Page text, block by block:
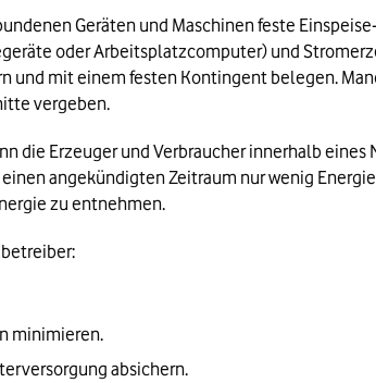
Geräten und Maschinen feste
oder Arbeitsplatzcomputer) und
und mit einem festen Kontingent belegen.
vergeben.
die Erzeuger und Verbraucher innerhalb
angekündigten Zeitraum nur wenig
zu entnehmen.
minimieren.
absichern.